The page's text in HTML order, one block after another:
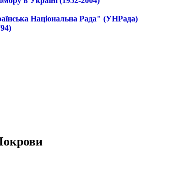
Національна Рада" (УНРада)